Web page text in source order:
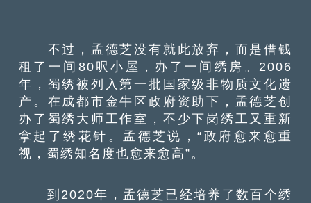
不过，孟德芝没有就此放弃，而是借钱
租了一间80呎小屋，办了一间绣房。2006
年，蜀绣被列入第一批国家级非物质文化遗
产。在成都市金牛区政府资助下，孟德芝创
办了蜀绣大师工作室，不少下岗绣工又重新
拿起了绣花针。孟德芝说，“政府愈来愈重
视，蜀绣知名度也愈来愈高”。
到2020年，孟德芝已经培养了数百个绣